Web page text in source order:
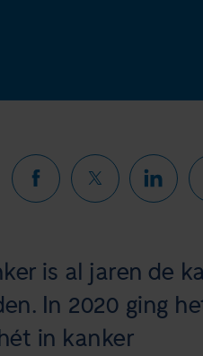
is al jaren de
In 2020 ging
in kanker